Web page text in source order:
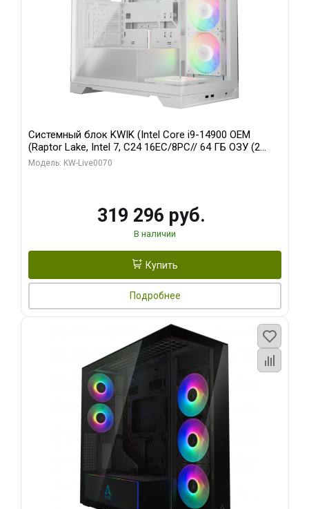
Системный блок KWIK (Intel Core i9-14900 OEM
(Raptor Lake, Intel 7, C24 16EC/8PC// 64 ГБ ОЗУ (2
модуля)/ Gigabyte RTX5080 XTREME WATERFORCE
Модель: KW-Live0070
319 296 руб.
В наличии
Купить
Подробнее